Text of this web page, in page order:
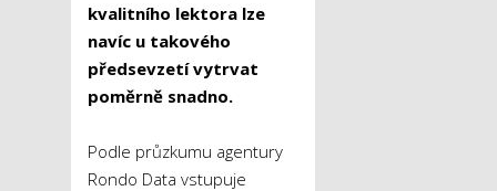
kvalitního lektora lze
navíc u takového
předsevzetí vytrvat
poměrně snadno.
Podle průzkumu agentury
Rondo Data vstupuje